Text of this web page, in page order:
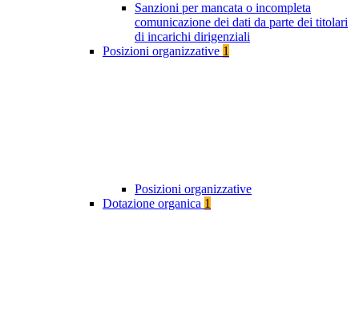
Sanzioni per mancata o incompleta
comunicazione dei dati da parte dei titolari
di incarichi dirigenziali
Posizioni organizzative 1
Posizioni organizzative
Dotazione organica 1